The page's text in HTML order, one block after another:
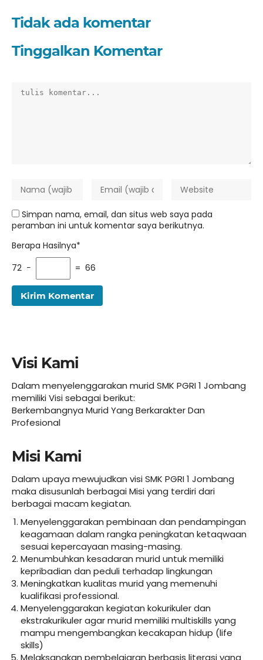
Tidak ada komentar
Tinggalkan Komentar
Simpan nama, email, dan situs web saya pada
peramban ini untuk komentar saya berikutnya.
Berapa Hasilnya*
72 −
= 66
Visi Kami
Dalam menyelenggarakan murid SMK PGRI 1 Jombang
memiliki Visi sebagai berikut:
Berkembangnya Murid Yang Berkarakter Dan
Profesional
Misi Kami
Dalam upaya mewujudkan visi SMK PGRI 1 Jombang
maka disusunlah berbagai Misi yang terdiri dari
berbagai macam kegiatan.
Menyelenggarakan pembinaan dan pendampingan
keagamaan dalam rangka peningkatan ketaqwaan
sesuai kepercayaan masing-masing.
Menumbuhkan kesadaran murid untuk memiliki
kepribadian dan peduli terhadap lingkungan
Meningkatkan kualitas murid yang memenuhi
kualifikasi professional.
Menyelenggarakan kegiatan kokurikuler dan
ekstrakurikuler agar murid memiliki multiskills yang
mampu mengembangkan kecakapan hidup (life
skills)
Melaksanakan pembelajaran berbasis literasi yang